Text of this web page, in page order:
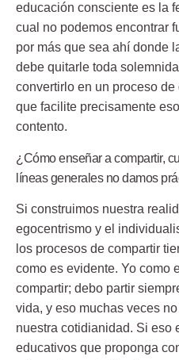
educación consciente es la
cual no podemos encontrar
por más que sea ahí donde
debe quitarle toda
convertirlo en un proceso
que facilite precisamente
contento.
¿Cómo enseñar a compartir,
líneas generales no damos
Si construimos nuestra
egocentrismo y el
los procesos de compartir
como es evidente. Yo como
compartir; debo partir
vida, y eso muchas veces
nuestra cotidianidad. Si eso
educativos que proponga